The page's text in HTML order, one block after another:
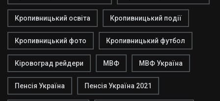
Кропивницький освіта Кропивницький події
Кропивницький фото Кропивницький футбол
Кіровоград рейдери МВФ МВФ Україна
Пенсія Україна Пенсія Україна 2021